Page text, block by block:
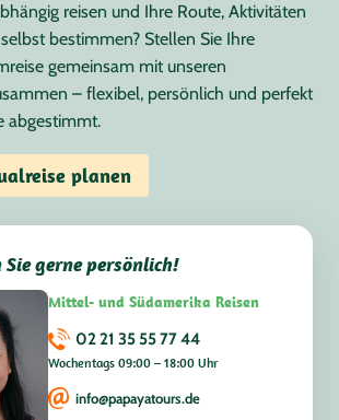
reisen und Ihre Route, Aktivitäten
bestimmen? Stellen Sie Ihre
gemeinsam mit unseren
– flexibel, persönlich und perfekt
abgestimmt.
planen
gerne persönlich!
Mittel- und Südamerika Reisen
02 21 35 55 77 44
Wochentags 09:00 – 18:00 Uhr
info@papayatours.de